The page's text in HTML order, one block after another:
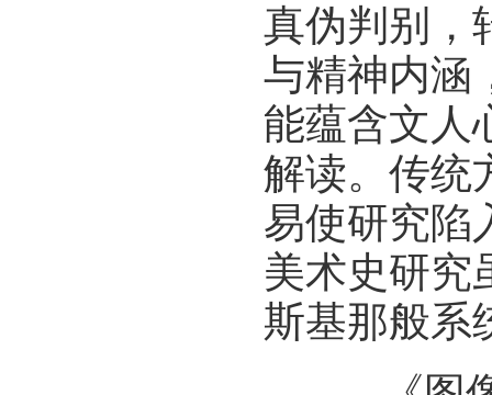
真伪判别，
与精神内涵
能蕴含文人
解读。传统
易使研究陷
美术史研究
斯基那般系